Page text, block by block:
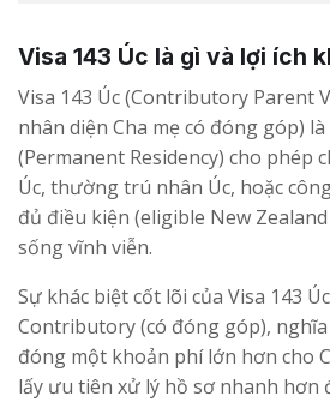
Visa 143 Úc là gì và lợi ích
Visa 143 Úc (Contributory Parent
nhân diện Cha mẹ có đóng góp)
(Permanent Residency) cho phép
Úc, thường trú nhân Úc, hoặc
đủ điều kiện (eligible New
sống vĩnh viễn.
Sự khác biệt cốt lõi của Visa 143
Contributory (có đóng góp),
đóng một khoản phí lớn hơn cho
lấy ưu tiên xử lý hồ sơ nhanh hơn